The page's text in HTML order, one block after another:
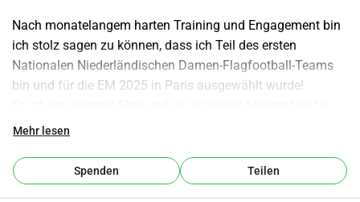
Nach monatelangem harten Training und Engagement bin
ich stolz sagen zu können, dass ich Teil des ersten
Nationalen Niederländischen Damen-Flagfootball-Teams
bin und für die EM 2025 in Paris ausgewählt wurde!
sowohl unser Team als auch den Sport in den
Dies ist eine großartige Gelegenheit, uns mit den Besten
Europas zu messen.
Mehr lesen
Spenden Teilen